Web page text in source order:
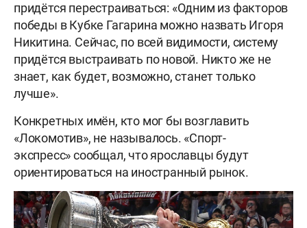
придётся перестраиваться: «Одним из факторов
победы в Кубке Гагарина можно назвать Игоря
Никитина. Сейчас, по всей видимости, систему
придётся выстраивать по новой. Никто же не
знает, как будет, возможно, станет только
лучше».
Конкретных имён, кто мог бы возглавить
«Локомотив», не называлось. «Спорт-
экспресс» сообщал, что ярославцы будут
ориентироваться на иностранный рынок.